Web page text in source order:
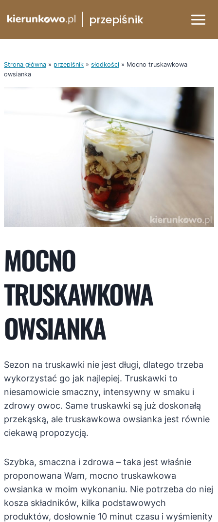
do
przepiśnik
Strona główna » przepiśnik » słodkości » Mocno truskawkowa
owsianka
MOCNO
TRUSKAWKOWA
OWSIANKA
Sezon na truskawki nie jest długi, dlatego trzeba
wykorzystać go jak najlepiej. Truskawki to
niesamowicie smaczny, intensywny w smaku i
zdrowy owoc. Same truskawki są już doskonałą
przekąską, ale truskawkowa owsianka jest równie
ciekawą propozycją.
Szybka, smaczna i zdrowa – taka jest właśnie
proponowana Wam, mocno truskawkowa
owsianka w moim wykonaniu. Nie potrzeba do niej
kosza składników, kilka podstawowych
produktów, dosłownie 10 minut czasu i wyśmienity